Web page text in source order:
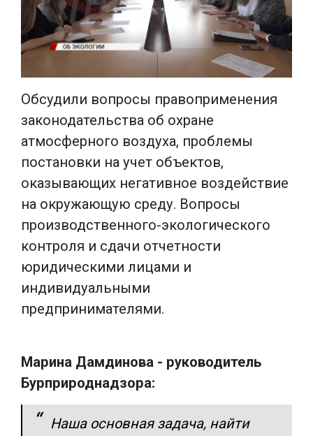
Обсудили вопросы правоприменения
законодательства об охране
атмосферного воздуха, проблемы
постановки на учет объектов,
оказывающих негативное воздействие
на окружающую среду. Вопросы
производственного-экологического
контроля и сдачи отчетности
юридическими лицами и
индивидуальными
предпринимателями.
Марина Дамдинова - руководитель
Бурприроднадзора:
Наша основная задача, найти